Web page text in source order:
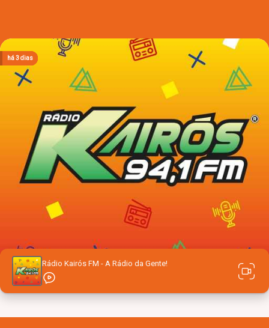
Rádio Kairós FM - A Rádio da Gente!
há 2 dias
há 2 dias
há 2 dias
há 3 dias
há 3 dias